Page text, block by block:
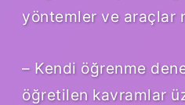
yöntemler ve araçlar
– Kendi öğrenme
öğretilen kavramlar